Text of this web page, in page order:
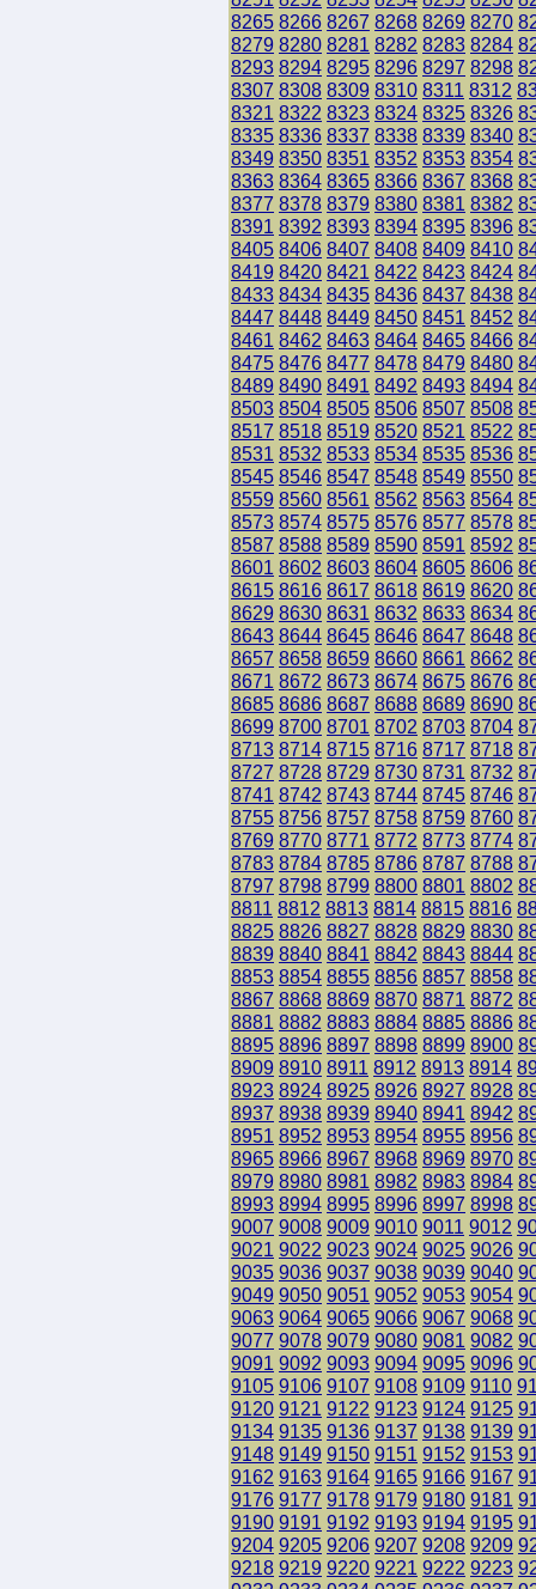
8265 8266 8267 8268 8269 8270
8279 8280 8281 8282 8283 8284
8293 8294 8295 8296 8297 8298
8307 8308 8309 8310 8311 8312
8321 8322 8323 8324 8325 8326
8335 8336 8337 8338 8339 8340
8349 8350 8351 8352 8353 8354
8363 8364 8365 8366 8367 8368
8377 8378 8379 8380 8381 8382
8391 8392 8393 8394 8395 8396
8405 8406 8407 8408 8409 8410
8419 8420 8421 8422 8423 8424
8433 8434 8435 8436 8437 8438
8447 8448 8449 8450 8451 8452
8461 8462 8463 8464 8465 8466
8475 8476 8477 8478 8479 8480
8489 8490 8491 8492 8493 8494
8503 8504 8505 8506 8507 8508
8517 8518 8519 8520 8521 8522
8531 8532 8533 8534 8535 8536
8545 8546 8547 8548 8549 8550
8559 8560 8561 8562 8563 8564
8573 8574 8575 8576 8577 8578
8587 8588 8589 8590 8591 8592
8601 8602 8603 8604 8605 8606
8615 8616 8617 8618 8619 8620
8629 8630 8631 8632 8633 8634
8643 8644 8645 8646 8647 8648
8657 8658 8659 8660 8661 8662
8671 8672 8673 8674 8675 8676
8685 8686 8687 8688 8689 8690
8699 8700 8701 8702 8703 8704
8713 8714 8715 8716 8717 8718
8727 8728 8729 8730 8731 8732
8741 8742 8743 8744 8745 8746
8755 8756 8757 8758 8759 8760
8769 8770 8771 8772 8773 8774
8783 8784 8785 8786 8787 8788
8797 8798 8799 8800 8801 8802
8811 8812 8813 8814 8815 8816
8825 8826 8827 8828 8829 8830
8839 8840 8841 8842 8843 8844
8853 8854 8855 8856 8857 8858
8867 8868 8869 8870 8871 8872
8881 8882 8883 8884 8885 8886
8895 8896 8897 8898 8899 8900
8909 8910 8911 8912 8913 8914
8923 8924 8925 8926 8927 8928
8937 8938 8939 8940 8941 8942
8951 8952 8953 8954 8955 8956
8965 8966 8967 8968 8969 8970
8979 8980 8981 8982 8983 8984
8993 8994 8995 8996 8997 8998
9007 9008 9009 9010 9011 9012
9021 9022 9023 9024 9025 9026
9035 9036 9037 9038 9039 9040
9049 9050 9051 9052 9053 9054
9063 9064 9065 9066 9067 9068
9077 9078 9079 9080 9081 9082
9091 9092 9093 9094 9095 9096
9105 9106 9107 9108 9109 9110
9120 9121 9122 9123 9124 9125
9134 9135 9136 9137 9138 9139
9148 9149 9150 9151 9152 9153
9162 9163 9164 9165 9166 9167
9176 9177 9178 9179 9180 9181
9190 9191 9192 9193 9194 9195
9204 9205 9206 9207 9208 9209
9218 9219 9220 9221 9222 9223